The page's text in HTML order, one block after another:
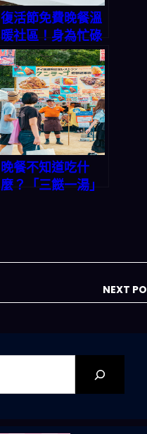
復活節免費晚餐溫
暖社區！身為忙碌
上班族的你，該如
何輕鬆搞定每天的
「今晚吃什麼」？
晚餐不知道吃什
麼？「三餸一湯」
NEXT